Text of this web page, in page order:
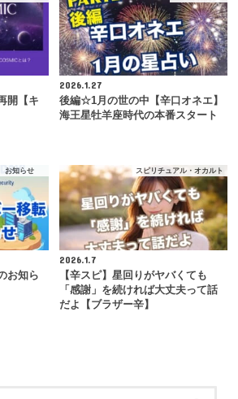
開【キ
2026.1.27
後編☆1月の世の中【辛口オネエ】
海王星牡羊座時代の本番スタート
お知らせ
お知ら
スピリチュアル・オカルト
2026.1.7
【辛スピ】星回りがヤバくても
「感謝」を続ければ大丈夫って話
だよ【ブラザー辛】